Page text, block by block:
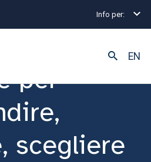
Info per:
EN
per
scegliere